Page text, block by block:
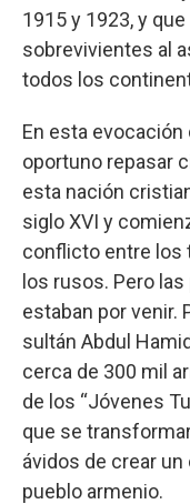
1915 y 1923, y
sobrevivientes al
todos los
En esta evocación
oportuno repasar
esta nación
siglo XVI y
conflicto entre los
los rusos. Pero
estaban por venir.
sultán Abdul
cerca de 300 mil
de los “Jóvenes
que se
ávidos de crear un
pueblo armenio.